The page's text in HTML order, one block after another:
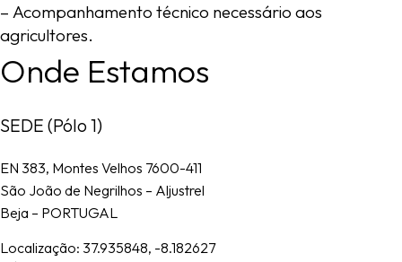
– Acompanhamento técnico necessário aos
agricultores.
Onde Estamos
SEDE (Pólo 1)
EN 383, Montes Velhos 7600-411
São João de Negrilhos – Aljustrel
Beja – PORTUGAL
Localização: 37.935848, -8.182627